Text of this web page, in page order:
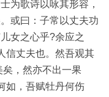
为歌诗以咏其形容，
或曰：子常以丈夫功
女之心乎?余应之
信丈夫也。然吾观其
，然亦不出一果
如，吾赋牡丹何伤